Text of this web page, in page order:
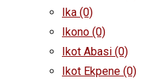
Ika (0)
Ikono (0)
Ikot Abasi (0)
Ikot Ekpene (0)